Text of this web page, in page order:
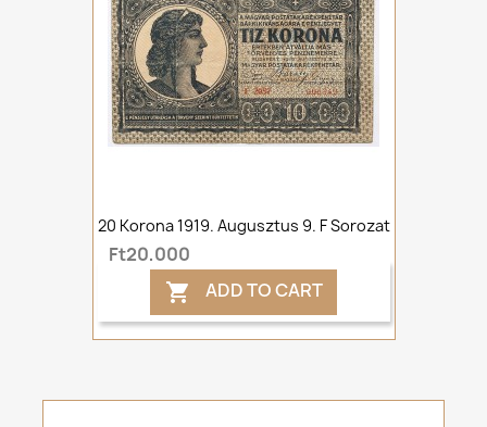
20 Korona 1919. Augusztus 9. F Sorozat
Ft20,000
 ADD TO CART